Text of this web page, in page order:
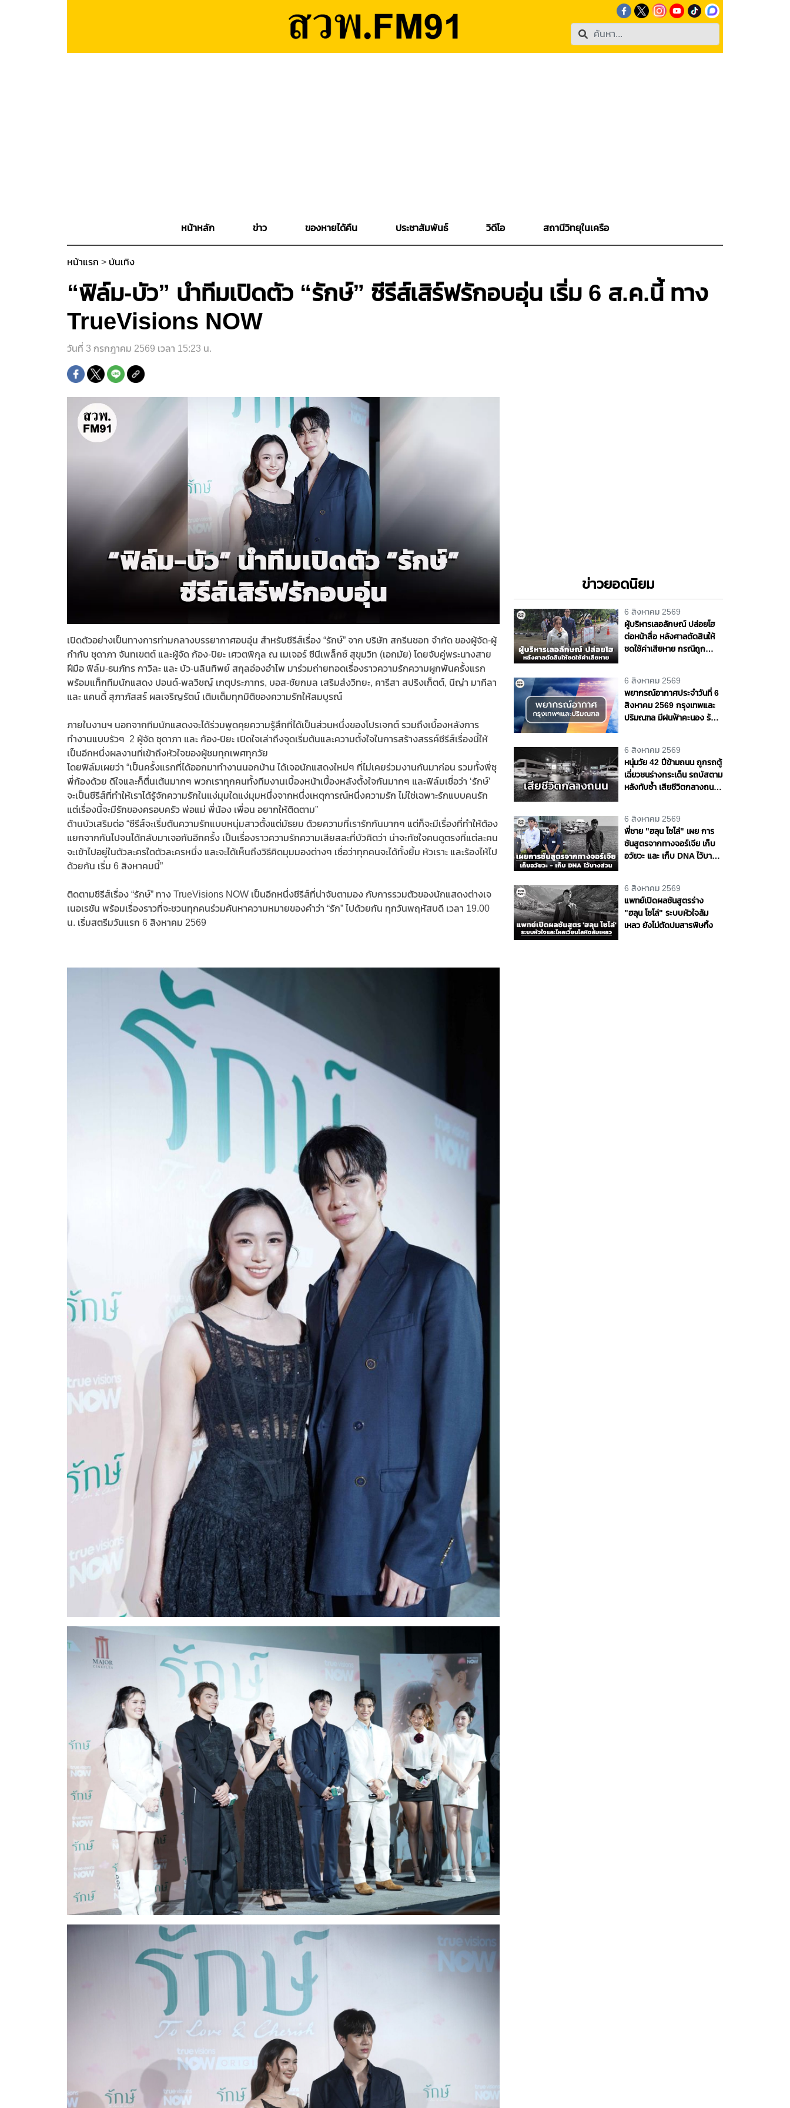
หน้าหลัก ข่าว ของหายได้คืน ประชาสัมพันธ์ วิดีโอ สถานีวิทยุในเครือ
หน้าแรก > บันเทิง
“ฟิล์ม-บัว” นำทีมเปิดตัว “รักษ์” ซีรีส์เสิร์ฟรักอบอุ่น เริ่ม 6 ส.ค.นี้ ทาง
TrueVisions NOW
วันที่ 3 กรกฎาคม 2569 เวลา 15:23 น.
เปิดตัวอย่างเป็นทางการท่ามกลางบรรยากาศอบอุ่น สำหรับซีรีส์เรื่อง “รักษ์” จาก บริษัท สกรีนชอท จำกัด ของผู้จัด-ผู้
กำกับ ชุดาภา จันทเขตต์ และผู้จัด ก้อง-ปิยะ เศวตพิกุล ณ เมเจอร์ ซีนีเพล็กซ์ สุขุมวิท (เอกมัย) โดยจับคู่พระนางสาย
ฝีมือ ฟิล์ม-ธนภัทร กาวิละ และ บัว-นลินทิพย์ สกุลอ่องอำไพ มาร่วมถ่ายทอดเรื่องราวความรักความผูกพันครั้งแรก
พร้อมแท็กทีมนักแสดง ปอนด์-พลวิชญ์ เกตุประภากร, บอส-ชัยกมล เสริมส่งวิทยะ, คารีสา สปริงเก็ตต์, นีญ่า มากีลา
และ แคนดี้ สุภาภัสสร์ ผลเจริญรัตน์ เติมเต็มทุกมิติของความรักให้สมบูรณ์
ภายในงานฯ นอกจากทีมนักแสดงจะได้ร่วมพูดคุยความรู้สึกที่ได้เป็นส่วนหนึ่งของโปรเจกต์ รวมถึงเบื้องหลังการ
ทำงานแบบรัวๆ 2 ผู้จัด ชุดาภา และ ก้อง-ปิยะ เปิดใจเล่าถึงจุดเริ่มต้นและความตั้งใจในการสร้างสรรค์ซีรีส์เรื่องนี้ให้
เป็นอีกหนึ่งผลงานที่เข้าถึงหัวใจของผู้ชมทุกเพศทุกวัย
โดยฟิล์มเผยว่า “เป็นครั้งแรกที่ได้ออกมาทำงานนอกบ้าน ได้เจอนักแสดงใหม่ๆ ที่ไม่เคยร่วมงานกันมาก่อน รวมทั้งพี่ชุ
พี่ก้องด้วย ดีใจและก็ตื่นเต้นมากๆ พวกเราทุกคนทั้งทีมงานเบื้องหน้าเบื้องหลังตั้งใจกันมากๆ และฟิล์มเชื่อว่า ‘รักษ์’
จะเป็นซีรีส์ที่ทำให้เราได้รู้จักความรักในแง่มุมใดแง่มุมหนึ่งจากหนึ่งเหตุการณ์หนึ่งความรัก ไม่ใช่เฉพาะรักแบบคนรัก
แต่เรื่องนี้จะมีรักของครอบครัว พ่อแม่ พี่น้อง เพื่อน อยากให้ติดตาม”
ด้านบัวเสริมต่อ “ซีรีส์จะเริ่มต้นความรักแบบหนุ่มสาวตั้งแต่มัธยม ด้วยความที่เรารักกันมากๆ แต่ก็จะมีเรื่องที่ทำให้ต้อง
แยกจากกันไปจนได้กลับมาเจอกันอีกครั้ง เป็นเรื่องราวความรักความเสียสละที่บัวคิดว่า น่าจะทัชใจคนดูตรงที่แต่ละคน
จะเข้าไปอยู่ในตัวละครใดตัวละครหนึ่ง และจะได้เห็นถึงวิธีคิดมุมมองต่างๆ เชื่อว่าทุกคนจะได้ทั้งยิ้ม หัวเราะ และร้องไห้ไป
ด้วยกัน เริ่ม 6 สิงหาคมนี้”
ติดตามซีรีส์เรื่อง “รักษ์” ทาง TrueVisions NOW เป็นอีกหนึ่งซีรีส์ที่น่าจับตามอง กับการรวมตัวของนักแสดงต่างเจ
เนอเรชัน พร้อมเรื่องราวที่จะชวนทุกคนร่วมค้นหาความหมายของคำว่า “รัก” ไปด้วยกัน ทุกวันพฤหัสบดี เวลา 19.00
น. เริ่มสตรีมวันแรก 6 สิงหาคม 2569
ข่าวยอดนิยม
6 สิงหาคม 2569
ผู้บริหารเลอลักษณ์ ปล่อยโฮ
ต่อหน้าสื่อ หลังศาลตัดสินให้
ชดใช้ค่าเสียหาย กรณีถูก
6 สิงหาคม 2569
พยากรณ์อากาศประจำวันที่ 6
สิงหาคม 2569 กรุงเทพและ
ปริมณฑล มีฝนฟ้าคะนอง ร้อย
6 สิงหาคม 2569
หนุ่มวัย 42 ปีข้ามถนน ถูกรถตู้
เฉี่ยวชนร่างกระเด็น รถบัสตาม
หลังทับซ้ำ เสียชีวิตกลางถนน
6 สิงหาคม 2569
พี่ชาย "ฮลุน โซโล่" เผย การ
ชันสูตรจากทางจอร์เจีย เก็บ
อวัยวะ และ เก็บ DNA ไว้บาง
6 สิงหาคม 2569
แพทย์เปิดผลชันสูตรร่าง
"ฮลุน โซโล่" ระบบหัวใจล้ม
เหลว ยังไม่ตัดปมสารพิษทิ้ง